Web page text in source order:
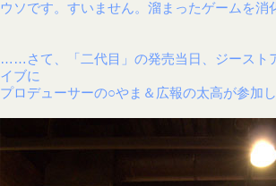
ウソです。すいません。溜まったゲームを消
……さて、「二代目」の発売当日、ジースト
イブに
プロデューサーの○やま＆広報の太高が参加